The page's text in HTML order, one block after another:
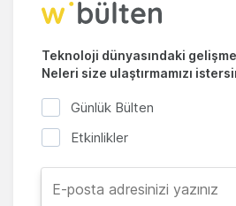
Teknoloji dünyasındaki
Neleri size ulaştırmamızı
Günlük Bülten
Etkinlikler